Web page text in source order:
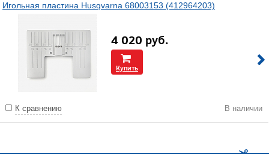
Игольная пластина Husqvarna 68003153 (412964203)
4 020 руб.
Купить
К сравнению В наличии